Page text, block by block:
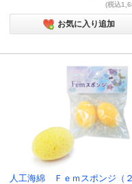
(税込
お気に入り追加
人工海綿 Ｆｅｍスポンジ（